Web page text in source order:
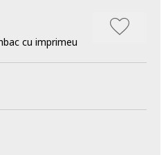
cu imprimeu